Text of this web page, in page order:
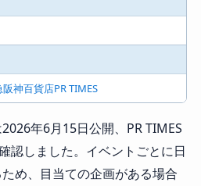
神百貨店PR TIMES
年6月15日公開、PR TIMES
認しました。イベントごとに日
め、目当ての企画がある場合